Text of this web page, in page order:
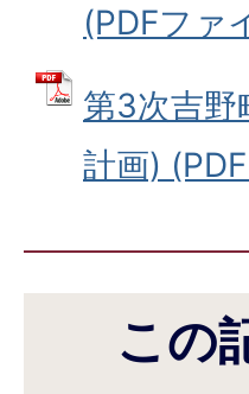
(PDFファ
第3次吉野
計画)
この